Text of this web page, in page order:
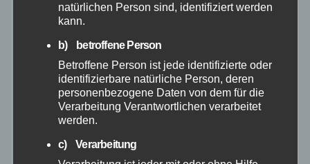
September 2025
August 2025
Juli 2025
Juni 2025
natürlichen Person sind, identifiziert werden
kann.
b) betroffene Person
Betroffene Person ist jede identifizierte oder
identifizierbare natürliche Person, deren
personenbezogene Daten von dem für die
Verarbeitung Verantwortlichen verarbeitet
werden.
c) Verarbeitung